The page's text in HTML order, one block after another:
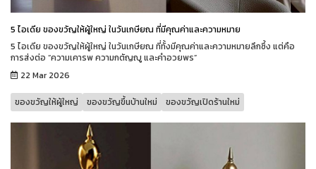
5 ไอเดีย ของขวัญให้ผู้ใหญ่ ในวันเกษียณ ที่มีคุณค่าและความหมาย
5 ไอเดีย ของขวัญให้ผู้ใหญ่ ในวันเกษียณ ที่ทั้งมีคุณค่าและความหมายลึกซึ้ง แต่คือ
การส่งต่อ “ความเคารพ ความกตัญญู และคำอวยพร”
22 Mar 2026
ของขวัญให้ผู้ใหญ่ ของขวัญขึ้นบ้านใหม่ ของขวัญเปิดร้านใหม่